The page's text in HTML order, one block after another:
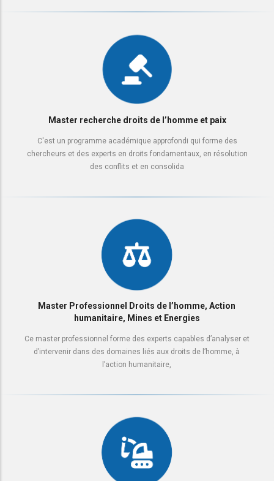
Master recherche droits de l’homme et paix
C'est un programme académique approfondi qui forme des
chercheurs et des experts en droits fondamentaux, en résolution
des conflits et en consolida
Master Professionnel Droits de l’homme, Action
humanitaire, Mines et Energies
Ce master professionnel forme des experts capables d’analyser et
d’intervenir dans des domaines liés aux droits de l’homme, à
l’action humanitaire,